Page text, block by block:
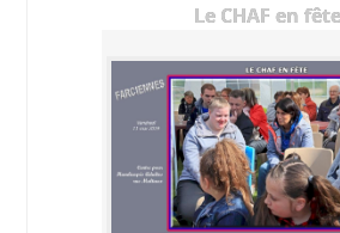
Le CHAF en fête